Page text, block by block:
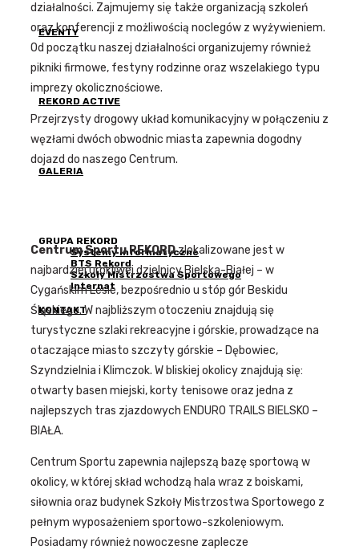
EVENTY
REKORD ACTIVE
GALERIA
GRUPA REKORD
Systemy Informatyczne
BTS Rekord
Szkoły Mistrzostwa Sportowego
Internat
KONTAKT
działalności. Zajmujemy się także organizacją szkoleń
oraz konferencji z możliwością noclegów z wyżywieniem.
Od początku naszej działalności organizujemy również
pikniki firmowe, festyny rodzinne oraz wszelakiego typu
imprezy okolicznościowe.
Przejrzysty drogowy układ komunikacyjny w połączeniu z
węzłami dwóch obwodnic miasta zapewnia dogodny
dojazd do naszego Centrum.
Centrum Sportu REKORDzlokalizowane jest w
najbardziej urokliwej dzielnicy Bielska-Białej – w
Cygańskim Lesie, bezpośrednio u stóp gór Beskidu
Śląskiego. W najbliższym otoczeniu znajdują się
turystyczne szlaki rekreacyjne i górskie, prowadzące na
otaczające miasto szczyty górskie – Dębowiec,
Szyndzielnia i Klimczok. W bliskiej okolicy znajdują się:
otwarty basen miejski, korty tenisowe oraz jedna z
najlepszych tras zjazdowych ENDURO TRAILS BIELSKO –
BIAŁA.
Centrum Sportu zapewnia najlepszą bazę sportową w
okolicy, w której skład wchodzą hala wraz z boiskami,
siłownia oraz budynek Szkoły Mistrzostwa Sportowego z
pełnym wyposażeniem sportowo-szkoleniowym.
Posiadamy również nowoczesne zaplecze